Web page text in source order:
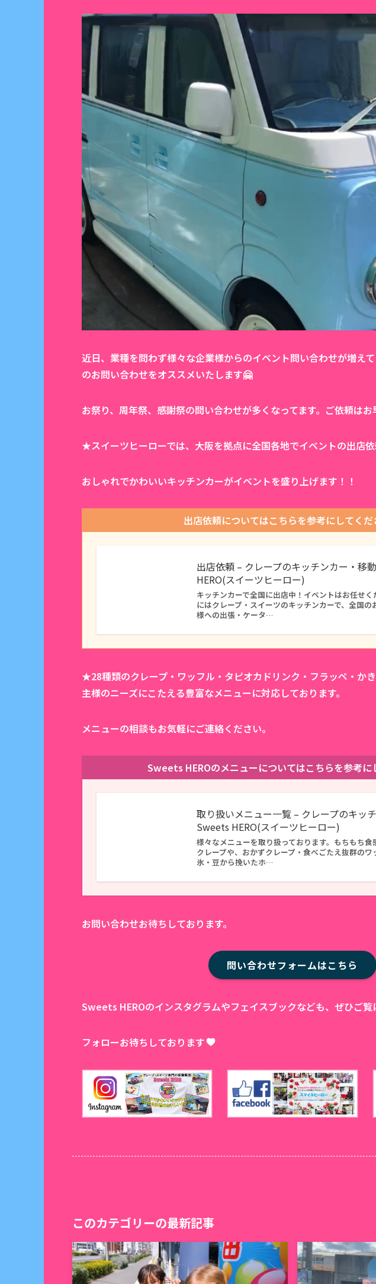
近日、業種を問わず様々な企業様からのイベント問い合わせが増え
のお問い合わせをオススメいたします🤗
お祭り、周年祭、感謝祭の問い合わせが多くなってます。ご依頼は
★スイーツヒーローでは、大阪を拠点に全国各地でイベントの出店依
おしゃれでかわいいキッチンカーがイベントを盛り上げます！！
出店依頼についてはこちらを参考にしてくだ
出店依頼 – クレープのキッチンカー・移
HERO(スイーツヒーロー)
キッチンカーで全国に出店中！イベントはお任せく
にはクレープ・スイーツのキッチンカーで、全国
様への出張・ケータ…
★28種類のクレープ・ワッフル・タピオカドリンク・フラッペ・か
主様のニーズにこたえる豊富なメニューに対応しております。
メニューの相談もお気軽にご連絡ください。
Sweets HEROのメニューについてはこちらを参考に
取り扱いメニュー一覧 – クレープのキッ
Sweets HERO(スイーツヒーロー)
様々なメニューを取り扱っております。もちもち
クレープや、おかずクレープ・食べごたえ抜群の
氷・豆から挽いたホ…
お問い合わせお待ちしております。
問い合わせフォームはこちら
Sweets HEROのインスタグラムやフェイスブックなども、ぜひご覧
フォローお待ちしております
このカテゴリーの最新記事